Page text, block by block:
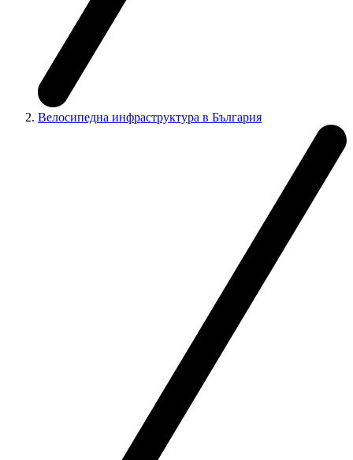
Велосипедна инфраструктура в България